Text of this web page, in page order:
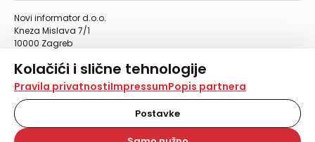
Kolačići i slične tehnologije
Na našoj web stranici koristimo kolačiće i slične
tehnologije za pohranu, čitanje i obradu informacija na
vašem uređaju. Time poboljšavamo korisničko iskustvo,
analiziramo promet na stranici te prikazujemo sadržaje i
oglase koji vas zanimaju. Korisnički profili mogu se kreirati
Pravila privatnostiImpressumPopis partnera
Postavke
Novi informator d.o.o.
Kneza Mislava 7/1
10000 Zagreb
Telefaks: 01/4612-553
info@informator.hr
PRATITE NAS: